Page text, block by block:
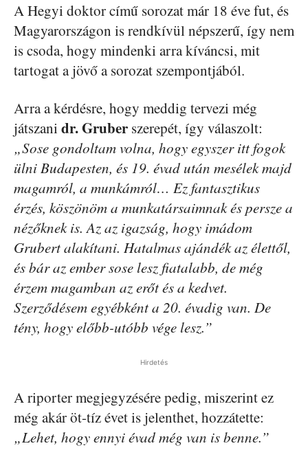
A Hegyi doktor című sorozat már 18 éve fut, és
Magyarországon is rendkívül népszerű, így nem
is csoda, hogy mindenki arra kíváncsi, mit
tartogat a jövő a sorozat szempontjából.
Arra a kérdésre, hogy meddig tervezi még
játszani dr. Gruber szerepét, így válaszolt:
„Sose gondoltam volna, hogy egyszer itt fogok
ülni Budapesten, és 19. évad után mesélek majd
magamról, a munkámról… Ez fantasztikus
érzés, köszönöm a munkatársaimnak és persze a
nézőknek is. Az az igazság, hogy imádom
Grubert alakítani. Hatalmas ajándék az élettől,
és bár az ember sose lesz fiatalabb, de még
érzem magamban az erőt és a kedvet.
Szerződésem egyébként a 20. évadig van. De
tény, hogy előbb-utóbb vége lesz.”
Hirdetés
A riporter megjegyzésére pedig, miszerint ez
még akár öt-tíz évet is jelenthet, hozzátette:
„Lehet, hogy ennyi évad még van is benne.”